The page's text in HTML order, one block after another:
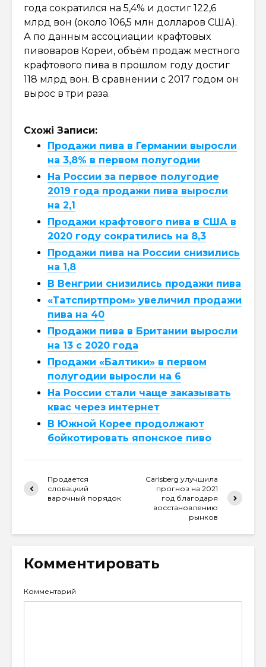
года сократился на 5,4% и достиг 122,6
млрд вон (около 106,5 млн долларов США).
А по данным ассоциации крафтовых
пивоваров Кореи, объём продаж местного
крафтового пива в прошлом году достиг
118 млрд вон. В сравнении с 2017 годом он
вырос в три раза.
Схожі Записи:
Продажи пива в Германии выросли
на 3,8% в первом полугодии
На России за первое полугодие
2019 года продажи пива выросли
на 2,1
Продажи крафтового пива в США в
2020 году сократились на 8,3
Продажи пива на России снизились
на 1,8
В Венгрии снизились продажи пива
«Татспиртпром» увеличил продажи
пива на 40
Продажи пива в Британии выросли
на 13 с 2020 года
Продажи «Балтики» в первом
полугодии выросли на 6
На России стали чаще заказывать
квас через интернет
В Южной Корее продолжают
бойкотировать японское пиво
Продается
словацкий
варочный порядок
Carlsberg улучшила
прогноз на 2021
год благодаря
восстановлению
рынков
Комментировать
Комментарий